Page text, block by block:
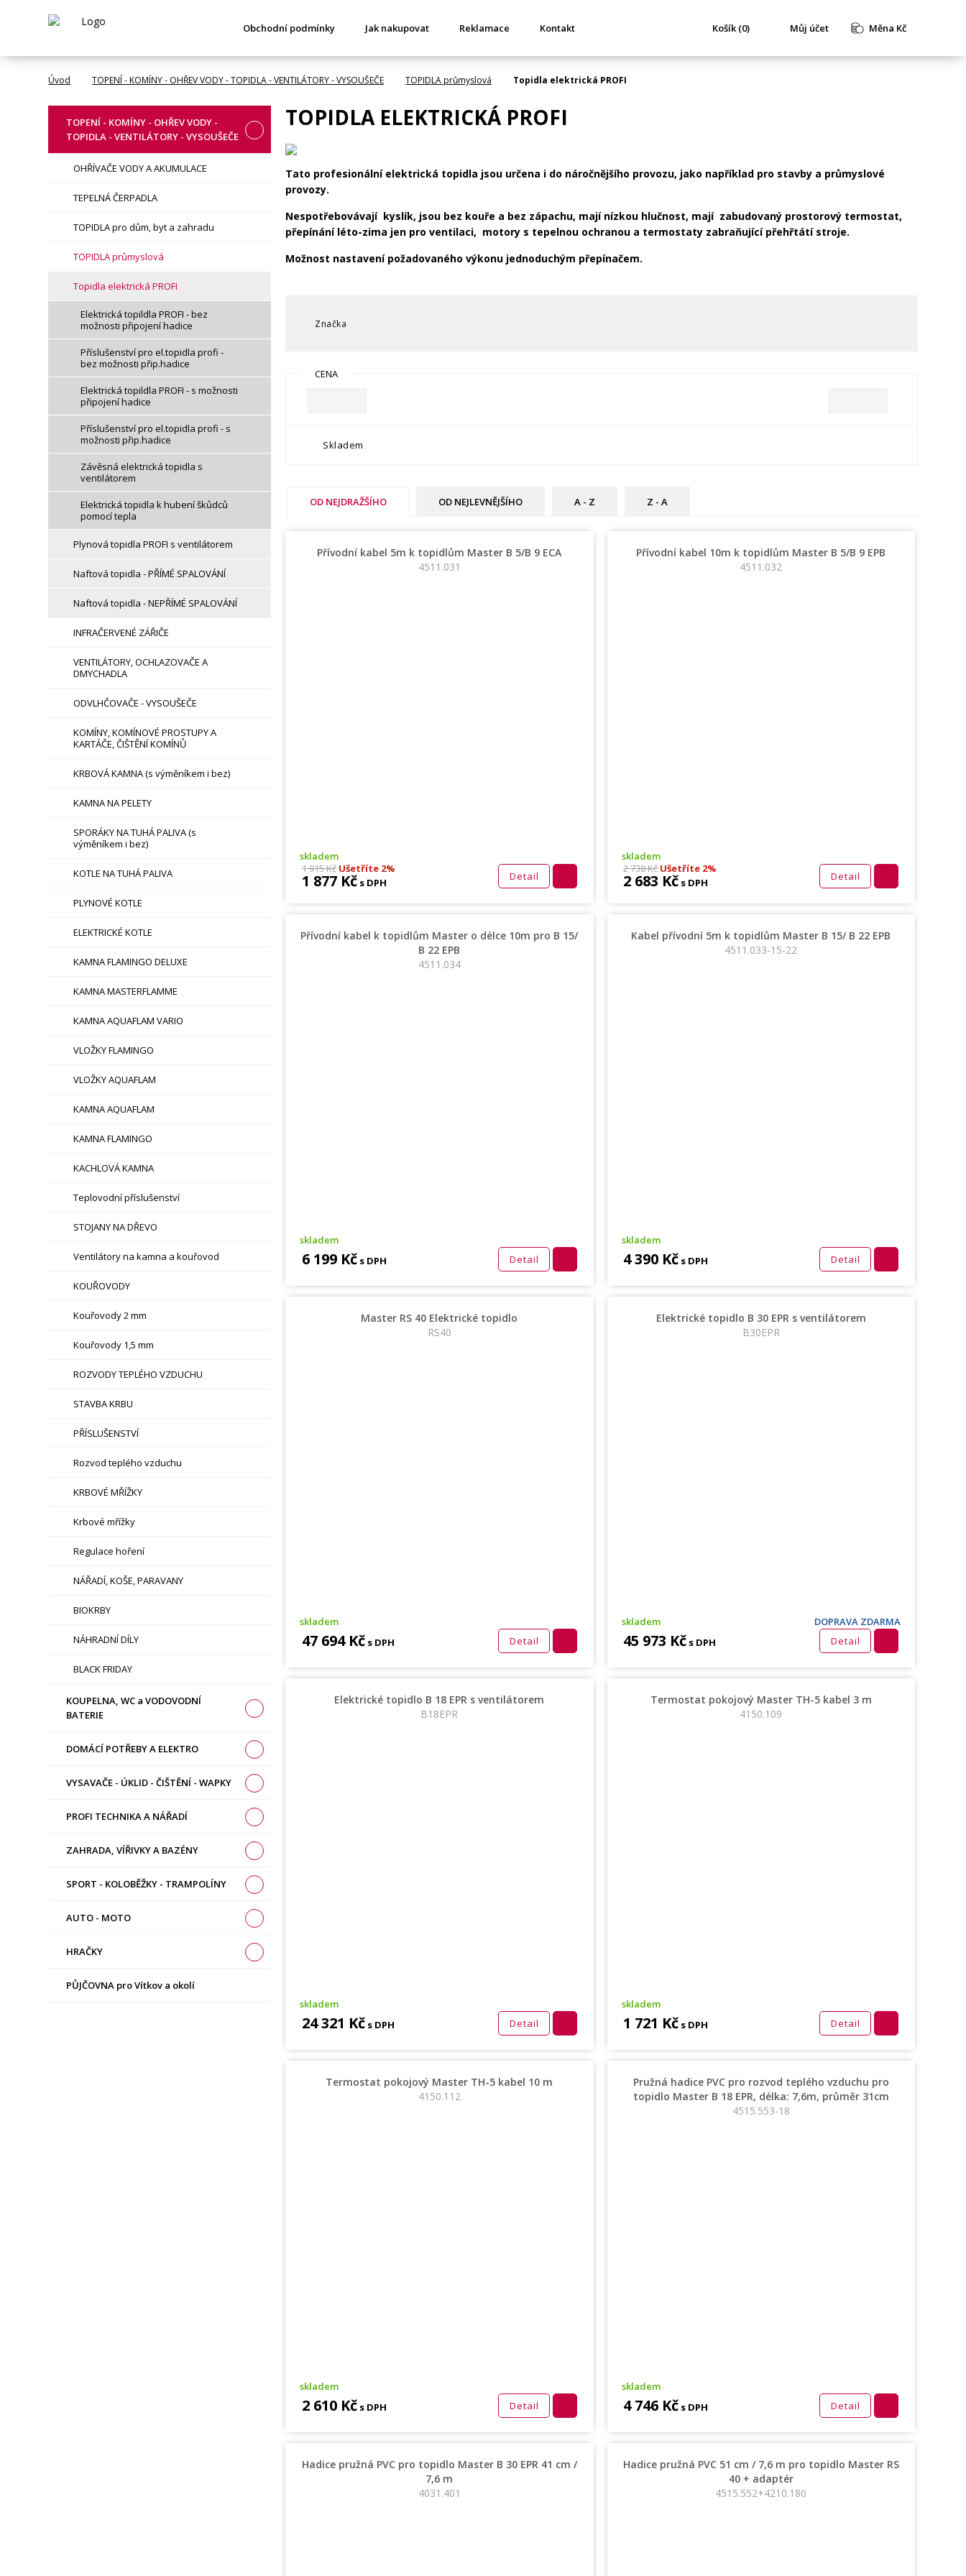
Obchodní podmínky Jak nakupovat Reklamace Kontakt Košík (0) Můj účet Měna Kč
Úvod TOPENÍ - KOMÍNY - OHŘEV VODY - TOPIDLA - VENTILÁTORY - VYSOUŠEČE TOPIDLA průmyslová Topidla elektrická PROFI
TOPENÍ - KOMÍNY - OHŘEV VODY -
TOPIDLA - VENTILÁTORY - VYSOUŠEČE
OHŘÍVAČE VODY A AKUMULACE
TEPELNÁ ČERPADLA
TOPIDLA pro dům, byt a zahradu
TOPIDLA průmyslová
Topidla elektrická PROFI
Elektrická topildla PROFI - bez
možnosti připojení hadice
Příslušenství pro el.topidla profi -
bez možnosti přip.hadice
Elektrická topildla PROFI - s možnosti
připojení hadice
Příslušenství pro el.topidla profi - s
možnosti přip.hadice
Závěsná elektrická topidla s
ventilátorem
Elektrická topidla k hubení škůdců
pomocí tepla
Plynová topidla PROFI s ventilátorem
Naftová topidla - PŘÍMÉ SPALOVÁNÍ
Naftová topidla - NEPŘÍMÉ SPALOVÁNÍ
INFRAČERVENÉ ZÁŘIČE
VENTILÁTORY, OCHLAZOVAČE A
DMYCHADLA
ODVLHČOVAČE - VYSOUŠEČE
KOMÍNY, KOMÍNOVÉ PROSTUPY A
KARTÁČE, ČIŠTĚNÍ KOMÍNŮ
KRBOVÁ KAMNA (s výměníkem i bez)
KAMNA NA PELETY
SPORÁKY NA TUHÁ PALIVA (s
výměníkem i bez)
KOTLE NA TUHÁ PALIVA
PLYNOVÉ KOTLE
ELEKTRICKÉ KOTLE
KAMNA FLAMINGO DELUXE
KAMNA MASTERFLAMME
KAMNA AQUAFLAM VARIO
VLOŽKY FLAMINGO
VLOŽKY AQUAFLAM
KAMNA AQUAFLAM
KAMNA FLAMINGO
KACHLOVÁ KAMNA
Teplovodní příslušenství
STOJANY NA DŘEVO
Ventilátory na kamna a kouřovod
KOUŘOVODY
Kouřovody 2 mm
Kouřovody 1,5 mm
ROZVODY TEPLÉHO VZDUCHU
STAVBA KRBU
PŘÍSLUŠENSTVÍ
Rozvod teplého vzduchu
KRBOVÉ MŘÍŽKY
Krbové mřížky
Regulace hoření
NÁŘADÍ, KOŠE, PARAVANY
BIOKRBY
NÁHRADNÍ DÍLY
BLACK FRIDAY
KOUPELNA, WC a VODOVODNÍ
BATERIE
DOMÁCÍ POTŘEBY A ELEKTRO
VYSAVAČE - ÚKLID - ČIŠTĚNÍ - WAPKY
PROFI TECHNIKA A NÁŘADÍ
ZAHRADA, VÍŘIVKY A BAZÉNY
SPORT - KOLOBĚŽKY - TRAMPOLÍNY
AUTO - MOTO
HRAČKY
PŮJČOVNA pro Vítkov a okolí
TOPIDLA ELEKTRICKÁ PROFI
Tato profesionální elektrická topidla jsou určena i do náročnějšího provozu, jako například pro stavby a průmyslové
provozy.
Nespotřebovávají kyslík, jsou bez kouře a bez zápachu, mají nízkou hlučnost, mají zabudovaný prostorový termostat,
přepínání léto-zima jen pro ventilaci, motory s tepelnou ochranou a termostaty zabraňující přehřtátí stroje.
Možnost nastavení požadovaného výkonu jednoduchým přepínačem.
Značka
CENA
Skladem
OD NEJDRAŽŠÍHO OD NEJLEVNĚJŠÍHO A - Z Z - A
Přívodní kabel 5m k topidlům Master B 5/B 9 ECA
4511.031
skladem
1 915 KčUšetříte 2%
1 877 Kčs DPH Detail
Přívodní kabel 10m k topidlům Master B 5/B 9 EPB
4511.032
skladem
2 738 Kč Ušetříte 2%
2 683 Kč s DPH Detail
Přívodní kabel k topidlům Master o délce 10m pro B 15/
B 22 EPB
4511.034
skladem
6 199 Kčs DPH Detail
Kabel přívodní 5m k topidlům Master B 15/ B 22 EPB
4511.033-15-22
skladem
4 390 Kč s DPH Detail
Master RS 40 Elektrické topidlo
RS40
skladem
47 694 Kčs DPH Detail
Elektrické topidlo B 30 EPR s ventilátorem
B30EPR
skladem DOPRAVA ZDARMA
45 973 Kč s DPH Detail
Elektrické topidlo B 18 EPR s ventilátorem
B18EPR
skladem
24 321 Kčs DPH Detail
Termostat pokojový Master TH-5 kabel 3 m
4150.109
skladem
1 721 Kč s DPH Detail
Termostat pokojový Master TH-5 kabel 10 m
4150.112
skladem
2 610 Kčs DPH Detail
Pružná hadice PVC pro rozvod teplého vzduchu pro
topidlo Master B 18 EPR, délka: 7,6m, průměr 31cm
4515.553-18
skladem
4 746 Kč s DPH Detail
Hadice pružná PVC pro topidlo Master B 30 EPR 41 cm /
7,6 m
4031.401
Hadice pružná PVC 51 cm / 7,6 m pro topidlo Master RS
40 + adaptér
4515.552+4210.180